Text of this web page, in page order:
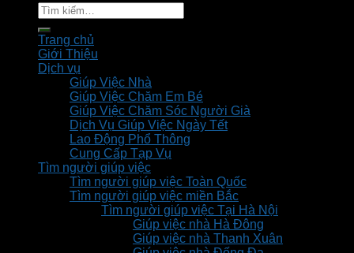
Tìm
kiếm:
Trang chủ
Giới Thiệu
Dịch vụ
Giúp Việc Nhà
Giúp Việc Chăm Em Bé
Giúp Việc Chăm Sóc Người Già
Dịch Vụ Giúp Việc Ngày Tết
Lao Động Phổ Thông
Cung Cấp Tạp Vụ
Tìm người giúp việc
Tìm người giúp việc Toàn Quốc
Tìm người giúp việc miền Bắc
Tìm người giúp việc Tại Hà Nội
Giúp việc nhà Hà Đông
Giúp việc nhà Thanh Xuân